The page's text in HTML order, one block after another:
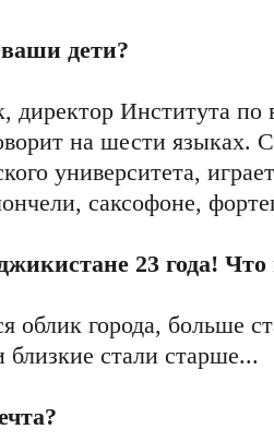
дети?
директор Института по
на шести языках.
университета,
саксофоне,
23 года! Что
облик города, больше
стали старше...